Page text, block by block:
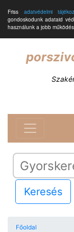
Friss adatvédelmi
gondoskodunk adataid
használunk a jobb
Keresés
Főoldal